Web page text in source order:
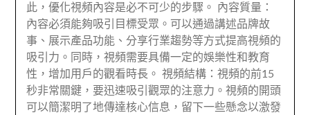
此，優化視頻內容是必不可少的步驟。 內容質量：
內容必須能夠吸引目標受眾。可以通過講述品牌故
事、展示產品功能、分享行業趨勢等方式提高視頻的
吸引力。同時，視頻需要具備一定的娛樂性和教育
性，增加用戶的觀看時長。 視頻結構：視頻的前15
秒非常關鍵，要迅速吸引觀眾的注意力。視頻的開頭
可以簡潔明了地傳達核心信息，留下一些懸念以激發